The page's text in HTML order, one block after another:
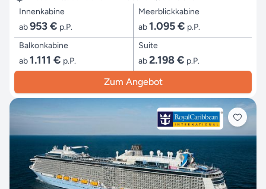
Innenkabine
ab953 € p.P.
Meerblickkabine
ab1.095 € p.P.
Balkonkabine
ab1.111 € p.P.
Suite
ab2.198 € p.P.
Zum Angebot